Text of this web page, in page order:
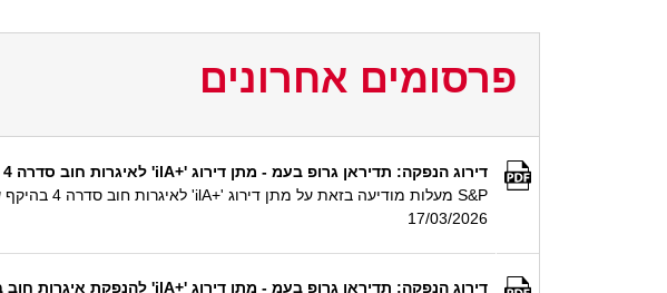
פרסומים אחרונים
דירוג הנפקה: תדיראן גרופ בעמ - מתן דירוג '+ilA' לאיגרות חוב סדרה 4 בהיקף של עד 155 מיליון ₪ ע.נ.
S&P מעלות מודיעה בזאת על מתן דירוג '+ilA' לאיגרות חוב סדרה 4 בהיקף של עד 155 מיליון ₪ ע.נ. שהנפיקה תדיראן גרופ בע"מ (+ilA/Stable) ביולי 2024.
17/03/2026
דירוג הנפקה: תדיראן גרופ בעמ - מתן דירוג '+ilA' להנפקת איגרות חוב בהיקף של עד 200 מיליון ₪ ע.נ.